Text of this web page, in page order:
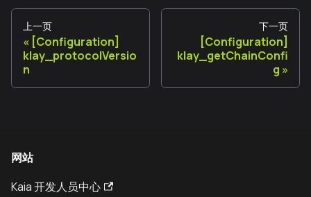
上一页
[Configuration]
klay_protocolVersio
n
下一页
[Configuration]
klay_getChainConfi
g
网站
Kaia 开发人员中心